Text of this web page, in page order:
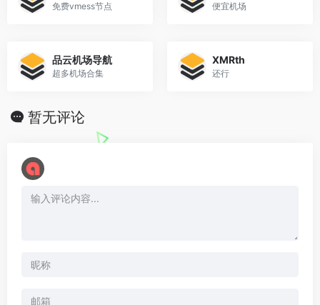
免费vmess节点 便宜机场
品云机场导航
超多机场合集
XMRth
还行
暂无评论